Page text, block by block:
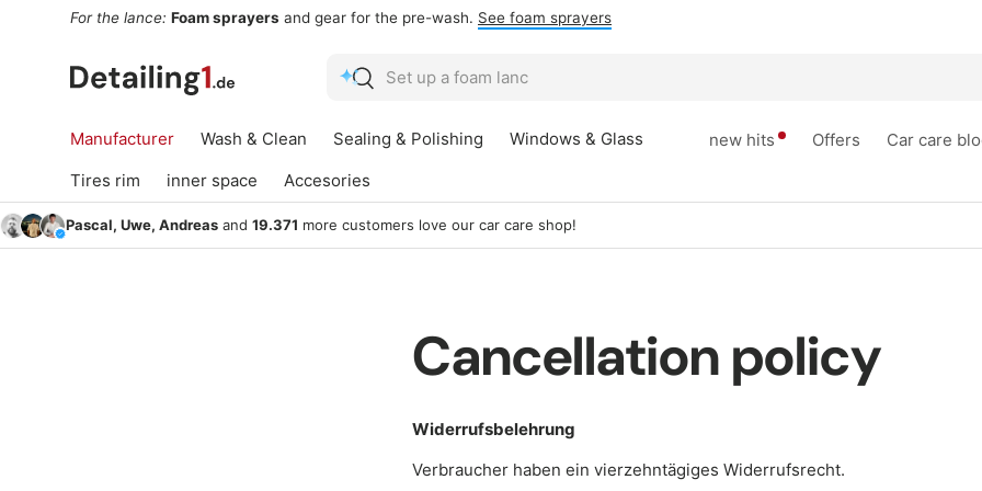
For the lance: Foam sprayers and gear for the pre-wash. See foam sprayers
Search
Search
Manufacturer Wash & Clean Sealing & Polishing
Windows & Glass
Tires rim
inner space Accesories
new hits Offers Car care
Pascal, Uwe, Andreas and 19.371 more customers love our car care shop!
Cancellation policy
Widerrufsbelehrung
Verbraucher haben ein vierzehntägiges Widerrufsrecht.